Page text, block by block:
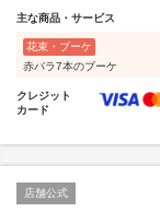
主な商品・サービス
花束・ブーケ
赤バラ7本のブーケ
クレジット
カード
店舗公式